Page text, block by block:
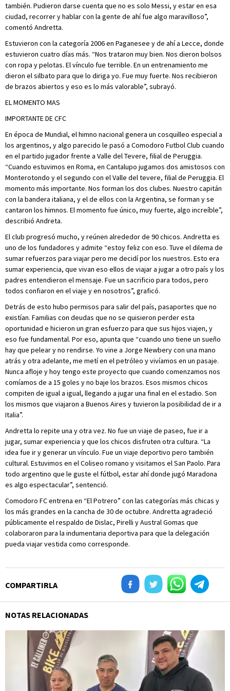
también. Pudieron darse cuenta que no es solo Messi, y estar en esa
ciudad, recorrer y hablar con la gente de ahí fue algo maravilloso”,
comentó Andretta.
Estuvieron con la categoría 2006 en Paganesee y de ahí a Lecce, donde
estuvieron cuatro días más. “Nos trataron muy bien. Nos dieron bolsos
con ropa y pelotas. El vínculo fue terrible. En un entrenamiento me
dieron el silbato para que lo diriga yo. Fue muy fuerte. Nos recibieron
de brazos abiertos y eso es lo más valorable”, subrayó.
EL MOMENTO MAS
IMPORTANTE DE CFC
En época de Mundial, el himno nacional genera un cosquilleo especial a
los argentinos, y algo parecido le pasó a Comodoro Futbol Club cuando
en el partido jugador frente a Valle del Tevere, filial de Peruggia.
“Cuando estuvimos en Roma, en Cantalupo jugamos dos amistosos con
Monterotondo y el segundo con el Valle del tevere, filial de Peruggia. El
momento más importante. Nos forman los dos clubes. Nuestro capitán
con la bandera italiana, y el de ellos con la Argentina, se forman y se
cantaron los himnos. El momento fue único, muy fuerte, algo increíble”,
describió Andreta.
El club progresó mucho, y reúnen alrededor de 90 chicos. Andretta es
uno de los fundadores y admite “estoy feliz con eso. Tuve el dilema de
sumar refuerzos para viajar pero me decidí por los nuestros. Esto era
sumar experiencia, que vivan eso ellos de viajar a jugar a otro país y los
padres entendieron el mensaje. Fue un sacrificio para todos, pero
todos confiaron en el viaje y en nosotros”, graficó.
Detrás de esto hubo permisos para salir del país, pasaportes que no
existían. Familias con deudas que no se quisieron perder esta
oportunidad e hicieron un gran esfuerzo para que sus hijos viajen, y
eso fue fundamental. Por eso, apunta que “cuando uno tiene un sueño
hay que pelear y no rendirse. Yo vine a Jorge Newbery con una mano
atrás y otra adelante, me metí en el petróleo y vivíamos en un pasaje.
Nunca afloje y hoy tengo este proyecto que cuando comenzamos nos
comíamos de a 15 goles y no baje los brazos. Esos mismos chicos
compiten de igual a igual, llegando a jugar una final en el estadio. Son
los mismos que viajaron a Buenos Aires y tuvieron la posibilidad de ir a
Italia”.
Andretta lo repite una y otra vez. No fue un viaje de paseo, fue ir a
jugar, sumar experiencia y que los chicos disfruten otra cultura. “La
idea fue ir y generar un vínculo. Fue un viaje deportivo pero también
cultural. Estuvimos en el Coliseo romano y visitamos el San Paolo. Para
todo argentino que le guste el fútbol, estar ahí donde jugó Maradona
es algo espectacular”, sentenció.
Comodoro FC entrena en “El Potrero” con las categorías más chicas y
los más grandes en la cancha de 30 de octubre. Andretta agradeció
públicamente el respaldo de Dislac, Pirelli y Austral Gomas que
colaboraron para la indumentaria deportiva para que la delegación
pueda viajar vestida como corresponde.
COMPARTIRLA
NOTAS RELACIONADAS